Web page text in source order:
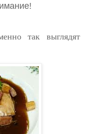
так выглядят